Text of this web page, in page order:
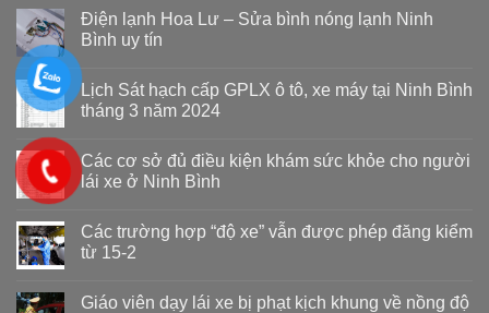
Điện lạnh Hoa Lư – Sửa bình nóng lạnh Ninh
Bình uy tín
Lịch Sát hạch cấp GPLX ô tô, xe máy tại Ninh Bình
tháng 3 năm 2024
Các cơ sở đủ điều kiện khám sức khỏe cho người
lái xe ở Ninh Bình
Các trường hợp “độ xe” vẫn được phép đăng kiểm
từ 15-2
Giáo viên dạy lái xe bị phạt kịch khung về nồng độ